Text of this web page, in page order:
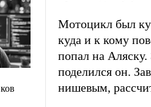
Мотоцикл был
куда и к кому
попал на Аляску.
поделился он.
нишевым,